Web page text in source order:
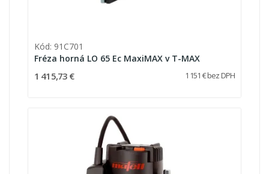
Kód: 91C701
Fréza horná LO 65 Ec MaxiMAX v T-MAX
1 415,73 € 1 151 € bez DPH